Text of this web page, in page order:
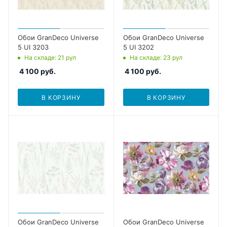
Обои GranDeco Universe
5 UI 3203
На складе: 21 рул
4 100 руб.
В КОРЗИНУ
Обои GranDeco Universe
5 UI 3202
На складе: 23 рул
4 100 руб.
В КОРЗИНУ
Обои GranDeco Universe
Обои GranDeco Universe